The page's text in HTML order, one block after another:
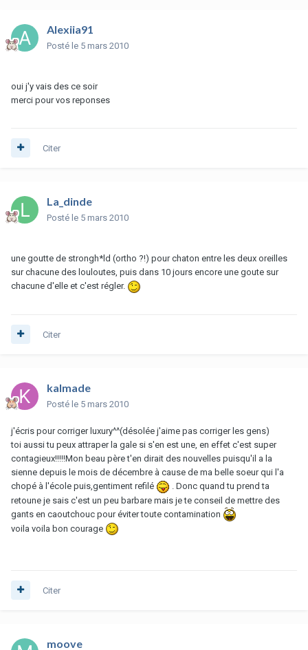
Alexiia91
Posté le 5 mars 2010
oui j'y vais des ce soir
merci pour vos reponses
Citer
La_dinde
Posté le 5 mars 2010
une goutte de strongh*ld (ortho ?!) pour chaton entre les deux oreilles
sur chacune des louloutes, puis dans 10 jours encore une goute sur
chacune d'elle et c'est régler.
Citer
kalmade
Posté le 5 mars 2010
j'écris pour corriger luxury^^(désolée j'aime pas corriger les gens)
toi aussi tu peux attraper la gale si s'en est une, en effet c'est super
contagieux!!!!!Mon beau père t'en dirait des nouvelles puisqu'il a la
sienne depuis le mois de décembre à cause de ma belle soeur qui l'a
chopé à l'école puis,gentiment refilé
. Donc quand tu prend ta
retoune je sais c'est un peu barbare mais je te conseil de mettre des
gants en caoutchouc pour éviter toute contamination
voila voila bon courage
Citer
moove